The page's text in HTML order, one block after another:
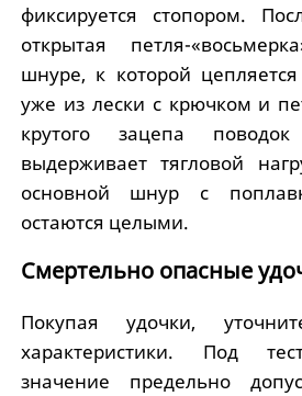
фиксируется стопором.
открытая петля-
шнуре, к которой
уже из лески с крючком и
крутого зацепа
выдерживает тягловой
основной шнур с
остаются целыми.
Смертельно опасные
Покупая удочки,
характеристики. Под
значение предельно